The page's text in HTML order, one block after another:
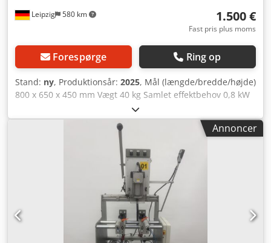
Leipzig 580 km 1.500 €
Fast pris plus moms
Forespørge Ring op
Stand: ny, Produktionsår: 2025, Mål (længde/bredde/højde)
800 x 650 x 450 mm Vægt 40 kg Samlet effektbehov 0,8 kW
Hjørnekopierfræser CORNERMAX - Kanttykkelse min.–max.
2 - 3 mm - Emnetykkelse min.–max. 10–50 mm -
Motoromdrejningstal 32.000 o/min Dcjdpfx Aisvz Ew Sj Sjk -
Motoreffekt 0,65 kW - Elektrisk tilslutning 230 V / 50 Hz -
Arbejdstryk 6 bar - Pneumatisk emneholder - Spannetang
optagelse 6 mm - Dimensioner L=800, B=650, H=450 mm -
Vægt 40 kg Inkluderet: - HM radiusfræser R 2 mm
Annoncer